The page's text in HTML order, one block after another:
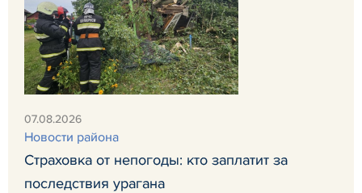
07.08.2026
Новости района
Страховка от непогоды: кто заплатит за
последствия урагана